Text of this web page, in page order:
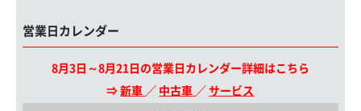
営業日カレンダー
8月3日～8月21日の営業日カレンダー詳細はこちら
⇒新車 ／ 中古車 ／サービス